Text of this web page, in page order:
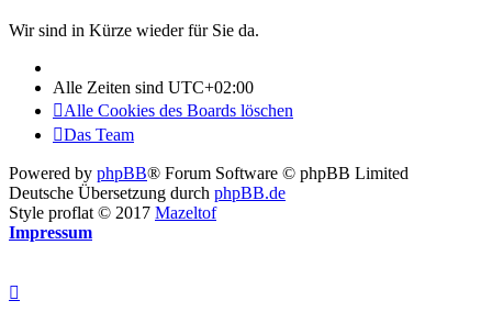
Wir sind in Kürze wieder für Sie da.
Alle Zeiten sind UTC+02:00
Alle Cookies des Boards löschen
Das Team
Powered by phpBB® Forum Software © phpBB Limited
Deutsche Übersetzung durch phpBB.de
Style proflat © 2017 Mazeltof
Impressum